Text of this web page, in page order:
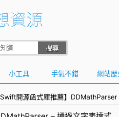
小工具 手氣不錯 網站歷
Swift開源函式庫推薦】